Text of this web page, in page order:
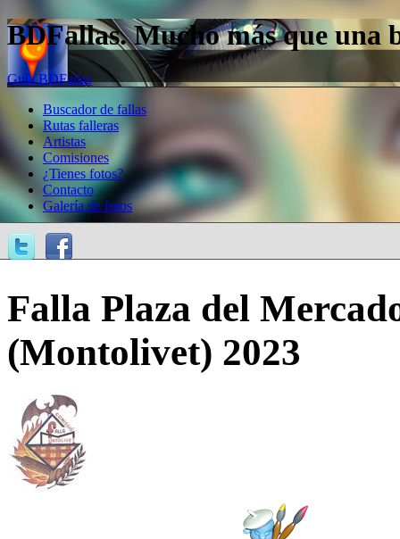
BDFallas. Mucho más que una
Guía BDFallas
Buscador de fallas
Rutas falleras
Artistas
Comisiones
¿Tienes fotos?
Contacto
Galería de fotos
Falla Plaza del
(Montolivet) 2023